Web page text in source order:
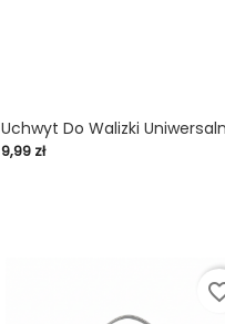
Uchwyt Do Walizki
Cena
9,99 zł
shopping_cart